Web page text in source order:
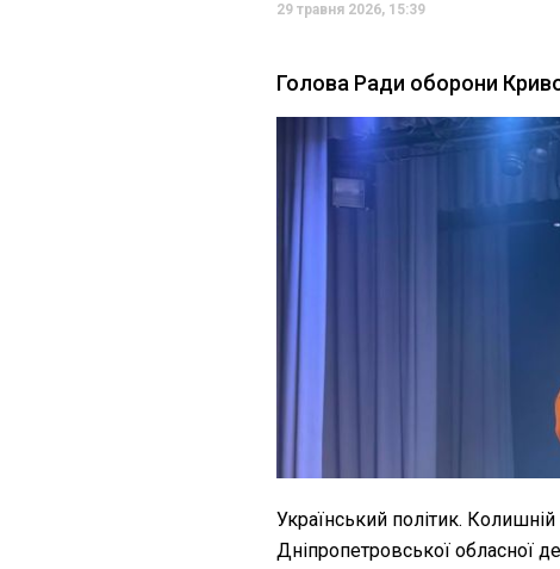
29 травня 2026, 15:39
Голова Ради оборони
Український політик.
Дніпропетровської обласної